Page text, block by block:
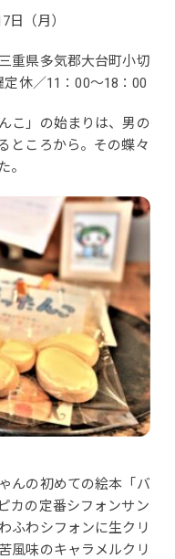
（月）
重県多気郡大台町小切
休／11：00～18：00
こ」の始まりは、男の
ところから。その蝶々
。
んの初めての絵本「バ
カの定番シフォンサン
ふわシフォンに生クリ
風味のキャラメルクリ